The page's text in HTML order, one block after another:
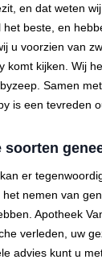
en dat weten
beste, en
u voorzien van
komt kijken. Wij
Samen
is een tevreden
er
nemen van
Apotheek
verleden, uw
advies kunt u